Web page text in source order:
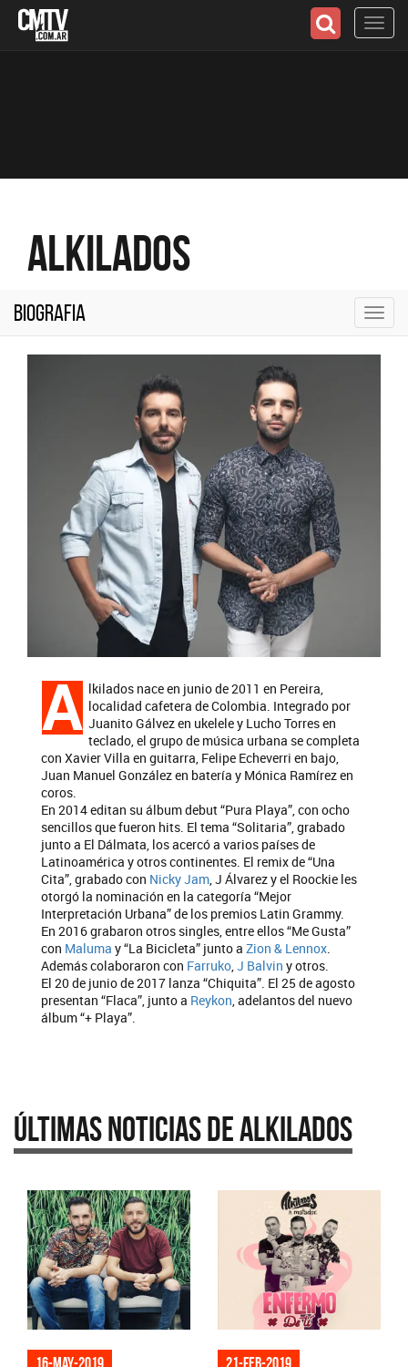
Alkilados
Biografia
A lkilados nace en junio de 2011 en Pereira,
localidad cafetera de Colombia. Integrado por
Juanito Gálvez en ukelele y Lucho Torres en
teclado, el grupo de música urbana se completa
con Xavier Villa en guitarra, Felipe Echeverri en bajo,
Juan Manuel González en batería y Mónica Ramírez en
coros.
En 2014 editan su álbum debut “Pura Playa”, con ocho
sencillos que fueron hits. El tema “Solitaria”, grabado
junto a El Dálmata, los acercó a varios países de
Latinoamérica y otros continentes. El remix de “Una
Cita”, grabado con Nicky Jam, J Álvarez y el Roockie les
otorgó la nominación en la categoría “Mejor
Interpretación Urbana” de los premios Latin Grammy.
En 2016 grabaron otros singles, entre ellos “Me Gusta”
con Maluma y “La Bicicleta” junto a Zion & Lennox.
Además colaboraron con Farruko,J Balvin y otros.
El 20 de junio de 2017 lanza “Chiquita”. El 25 de agosto
presentan “Flaca”, junto a Reykon, adelantos del nuevo
álbum “+ Playa”.
Últimas Noticias de Alkilados